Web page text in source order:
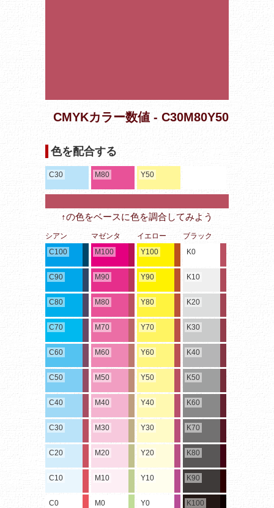
CMYKカラー数値 - C30M80Y50
色を配合する
C30 M80 Y50
↑の色をベースに色を調合してみよう
シアン
C100
C90
C80
C70
C60
C50
C40
C30
C20
C10
C0
マゼンタ
M100
M90
M80
M70
M60
M50
M40
M30
M20
M10
M0
イエロー
Y100
Y90
Y80
Y70
Y60
Y50
Y40
Y30
Y20
Y10
Y0
ブラック
K0
K10
K20
K30
K40
K50
K60
K70
K80
K90
K100